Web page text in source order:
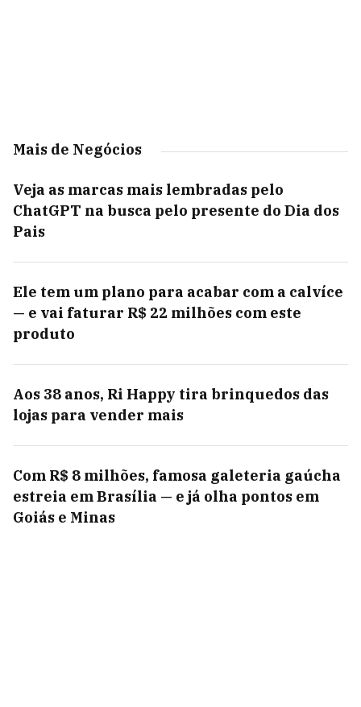
Mais de Negócios
Veja as marcas mais lembradas pelo
ChatGPT na busca pelo presente do Dia dos
Pais
Ele tem um plano para acabar com a calvíce
— e vai faturar R$ 22 milhões com este
produto
Aos 38 anos, Ri Happy tira brinquedos das
lojas para vender mais
Com R$ 8 milhões, famosa galeteria gaúcha
estreia em Brasília — e já olha pontos em
Goiás e Minas